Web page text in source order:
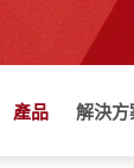
產品 解決方